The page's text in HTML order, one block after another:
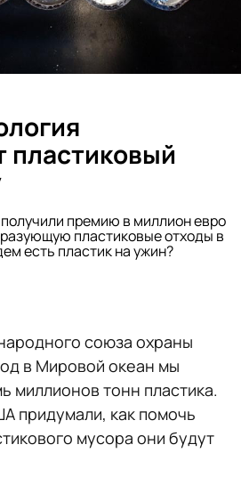
пластиковый
премию в миллион евро
пластиковые отходы в
есть пластик на ужин?
союза охраны
в Мировой океан мы
миллионов тонн пластика.
придумали, как помочь
мусора они будут